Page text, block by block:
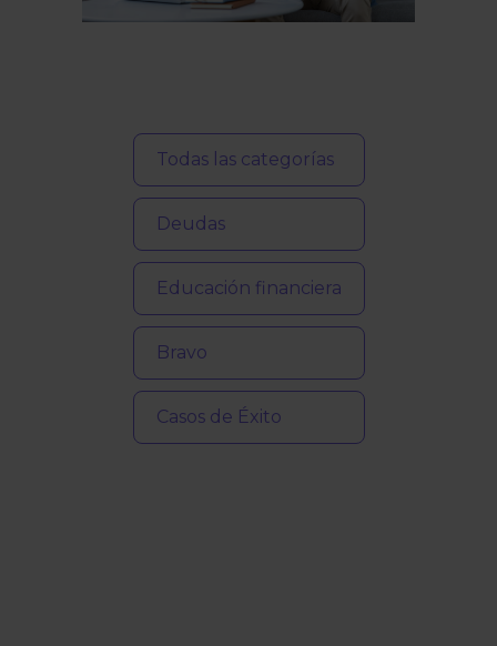
Todas las categorías
Deudas
Educación financiera
Bravo
Casos de Éxito